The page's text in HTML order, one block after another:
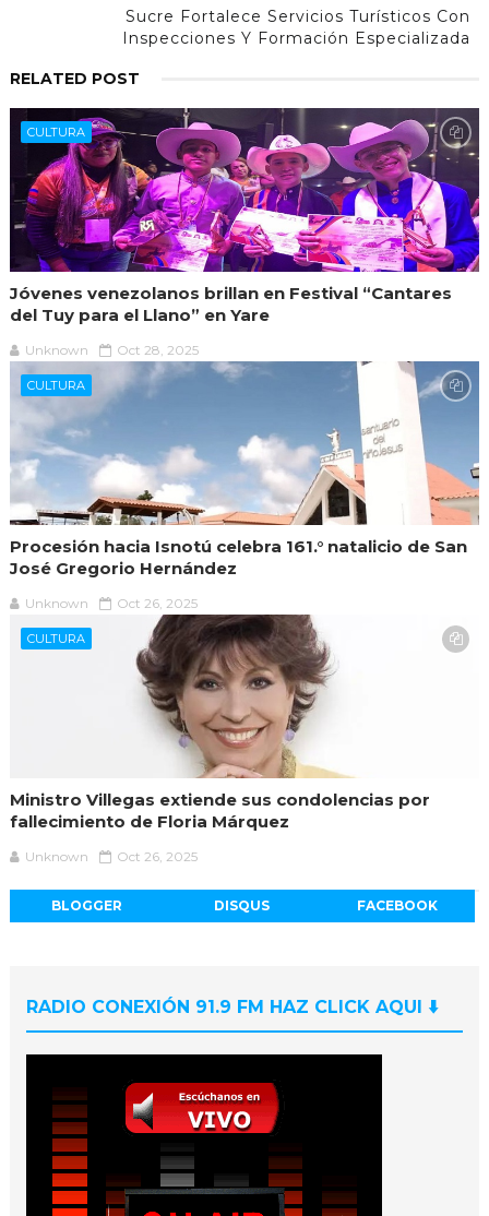
Sucre Fortalece Servicios Turísticos Con
Inspecciones Y Formación Especializada
RELATED POST
CULTURA
Jóvenes venezolanos brillan en Festival “Cantares
del Tuy para el Llano” en Yare
Unknown Oct 28, 2025
CULTURA
Procesión hacia Isnotú celebra 161.° natalicio de San
José Gregorio Hernández
Unknown Oct 26, 2025
CULTURA
Ministro Villegas extiende sus condolencias por
fallecimiento de Floria Márquez
Unknown Oct 26, 2025
BLOGGER DISQUS FACEBOOK
RADIO CONEXIÓN 91.9 FM HAZ CLICK AQUI ⬇️